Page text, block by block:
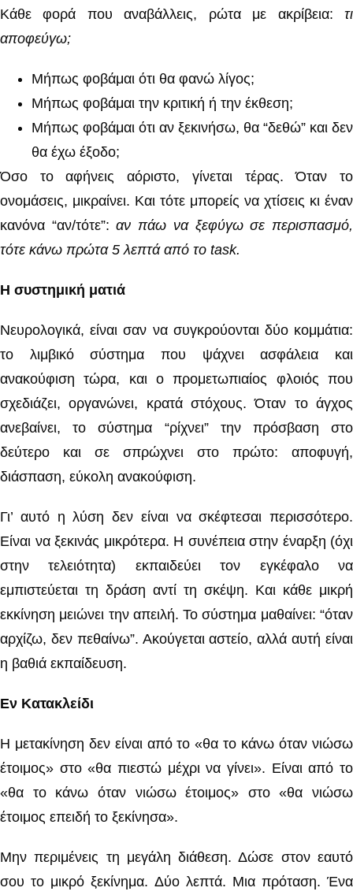
Κάθε φορά που αναβάλλεις, ρώτα με ακρίβεια: τι
αποφεύγω;
Μήπως φοβάμαι ότι θα φανώ λίγος;
Μήπως φοβάμαι την κριτική ή την έκθεση;
Μήπως φοβάμαι ότι αν ξεκινήσω, θα “δεθώ” και δεν
θα έχω έξοδο;
Όσο το αφήνεις αόριστο, γίνεται τέρας. Όταν το
ονομάσεις, μικραίνει. Και τότε μπορείς να χτίσεις κι έναν
κανόνα “αν/τότε”:αν πάω να ξεφύγω σε περισπασμό,
τότε κάνω πρώτα 5 λεπτά από το task.
Η συστημική ματιά
Νευρολογικά, είναι σαν να συγκρούονται δύο κομμάτια:
το λιμβικό σύστημα που ψάχνει ασφάλεια και
ανακούφιση τώρα, και ο προμετωπιαίος φλοιός που
σχεδιάζει, οργανώνει, κρατά στόχους. Όταν το άγχος
ανεβαίνει, το σύστημα “ρίχνει” την πρόσβαση στο
δεύτερο και σε σπρώχνει στο πρώτο: αποφυγή,
διάσπαση, εύκολη ανακούφιση.
Γι’ αυτό η λύση δεν είναι να σκέφτεσαι περισσότερο.
Είναι να ξεκινάς μικρότερα. Η συνέπεια στην έναρξη (όχι
στην τελειότητα) εκπαιδεύει τον εγκέφαλο να
εμπιστεύεται τη δράση αντί τη σκέψη. Και κάθε μικρή
εκκίνηση μειώνει την απειλή. Το σύστημα μαθαίνει: “όταν
αρχίζω, δεν πεθαίνω”. Ακούγεται αστείο, αλλά αυτή είναι
η βαθιά εκπαίδευση.
Εν Κατακλείδι
Η μετακίνηση δεν είναι από το «θα το κάνω όταν νιώσω
έτοιμος» στο «θα πιεστώ μέχρι να γίνει». Είναι από το
«θα το κάνω όταν νιώσω έτοιμος» στο «θα νιώσω
έτοιμος επειδή το ξεκίνησα».
Μην περιμένεις τη μεγάλη διάθεση. Δώσε στον εαυτό
σου το μικρό ξεκίνημα. Δύο λεπτά. Μια πρόταση. Ένα